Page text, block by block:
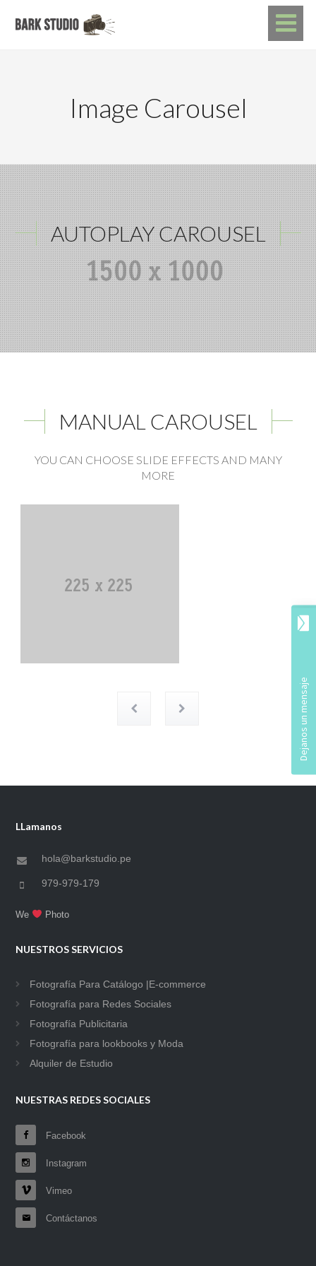
Image Carousel
AUTOPLAY CAROUSEL
MANUAL CAROUSEL
YOU CAN CHOOSE SLIDE EFFECTS AND MANY
MORE
LLamanos
hola@barkstudio.pe
979-979-179
We Photo
NUESTROS SERVICIOS
Fotografía Para Catálogo |E-commerce
Fotografía para Redes Sociales
Fotografía Publicitaria
Fotografía para lookbooks y Moda
Alquiler de Estudio
NUESTRAS REDES SOCIALES
Facebook
Instagram
Vimeo
Contáctanos